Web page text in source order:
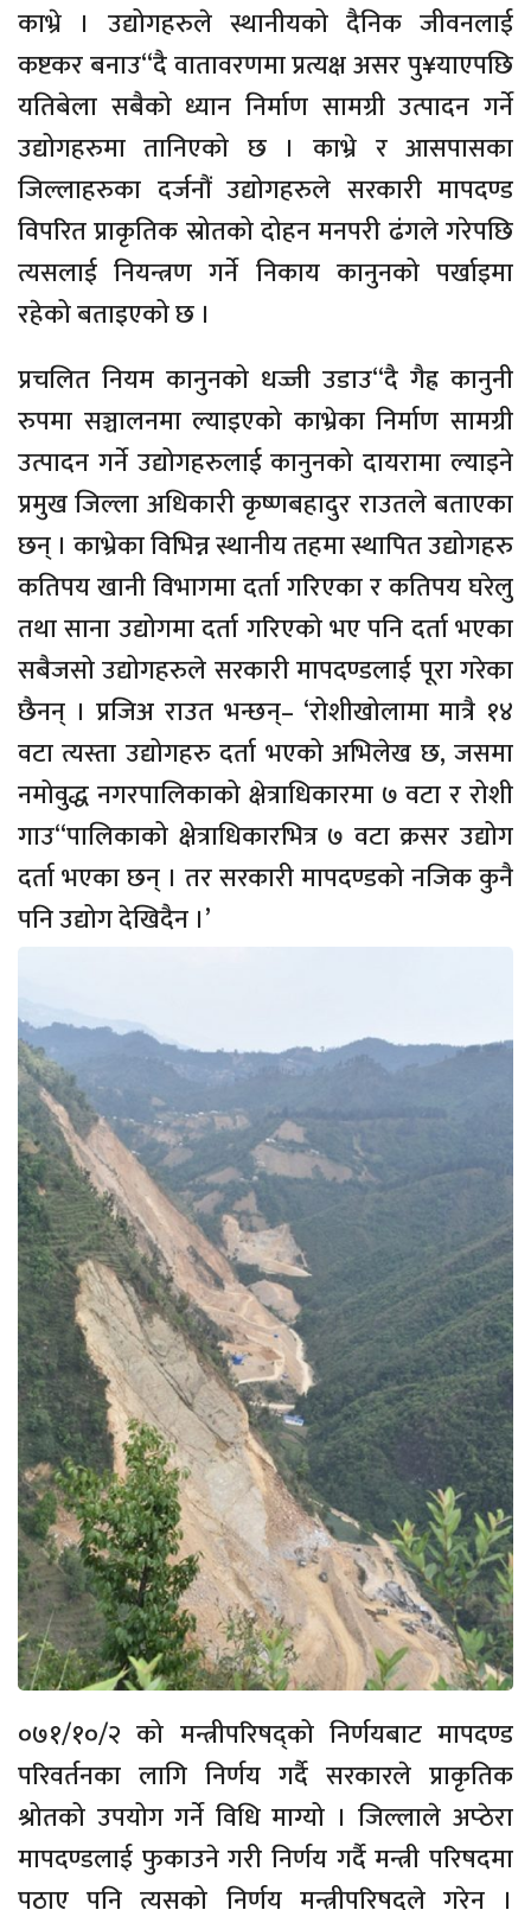
काभ्रे । उद्योगहरुले स्थानीयको दैनिक जीवनलाई
कष्टकर बनाउ“दै वातावरणमा प्रत्यक्ष असर पु¥याएपछि
यतिबेला सबैको ध्यान निर्माण सामग्री उत्पादन गर्ने
उद्योगहरुमा तानिएको छ । काभ्रे र आसपासका
जिल्लाहरुका दर्जनौं उद्योगहरुले सरकारी मापदण्ड
विपरित प्राकृतिक स्रोतको दोहन मनपरी ढंगले गरेपछि
त्यसलाई नियन्त्रण गर्ने निकाय कानुनको पर्खाइमा
रहेको बताइएको छ ।
प्रचलित नियम कानुनको धज्जी उडाउ“दै गैह्र कानुनी
रुपमा सञ्चालनमा ल्याइएको काभ्रेका निर्माण सामग्री
उत्पादन गर्ने उद्योगहरुलाई कानुनको दायरामा ल्याइने
प्रमुख जिल्ला अधिकारी कृष्णबहादुर राउतले बताएका
छन् । काभ्रेका विभिन्न स्थानीय तहमा स्थापित उद्योगहरु
कतिपय खानी विभागमा दर्ता गरिएका र कतिपय घरेलु
तथा साना उद्योगमा दर्ता गरिएको भए पनि दर्ता भएका
सबैजसो उद्योगहरुले सरकारी मापदण्डलाई पूरा गरेका
छैनन् । प्रजिअ राउत भन्छन्– ‘रोशीखोलामा मात्रै १४
वटा त्यस्ता उद्योगहरु दर्ता भएको अभिलेख छ, जसमा
नमोवुद्ध नगरपालिकाको क्षेत्राधिकारमा ७ वटा र रोशी
गाउ“पालिकाको क्षेत्राधिकारभित्र ७ वटा क्रसर उद्योग
दर्ता भएका छन् । तर सरकारी मापदण्डको नजिक कुनै
पनि उद्योग देखिदैन ।’
०७१/१०/२ को मन्त्रीपरिषद्को निर्णयबाट मापदण्ड
परिवर्तनका लागि निर्णय गर्दै सरकारले प्राकृतिक
श्रोतको उपयोग गर्ने विधि माग्यो । जिल्लाले अप्ठेरा
मापदण्डलाई फुकाउने गरी निर्णय गर्दै मन्त्री परिषदमा
पठाए पनि त्यसको निर्णय मन्त्रीपरिषद्ले गरेन ।